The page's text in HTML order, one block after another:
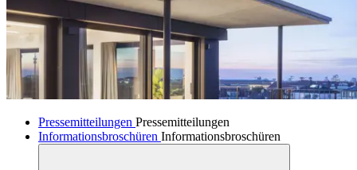
Pressemitteilungen Pressemitteilungen
Informationsbroschüren Informationsbroschüren